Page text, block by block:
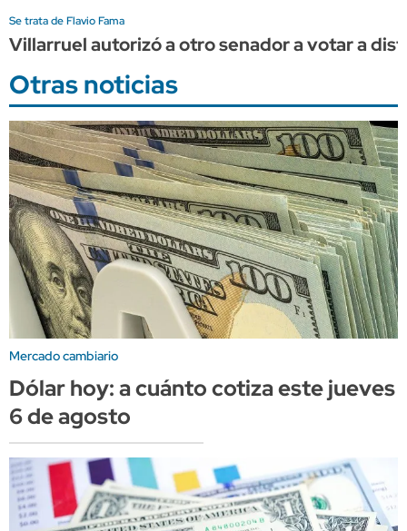
Se trata de Flavio Fama
Villarruel autorizó a otro senador a votar a
Otras noticias
Mercado cambiario
Dólar hoy: a cuánto cotiza este jueves
6 de agosto